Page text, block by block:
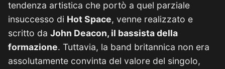
tendenza artistica che portò a quel parziale
insuccesso di Hot Space, venne realizzato e
scritto da John Deacon, il bassista della
formazione. Tuttavia, la band britannica non era
assolutamente convinta del valore del singolo,